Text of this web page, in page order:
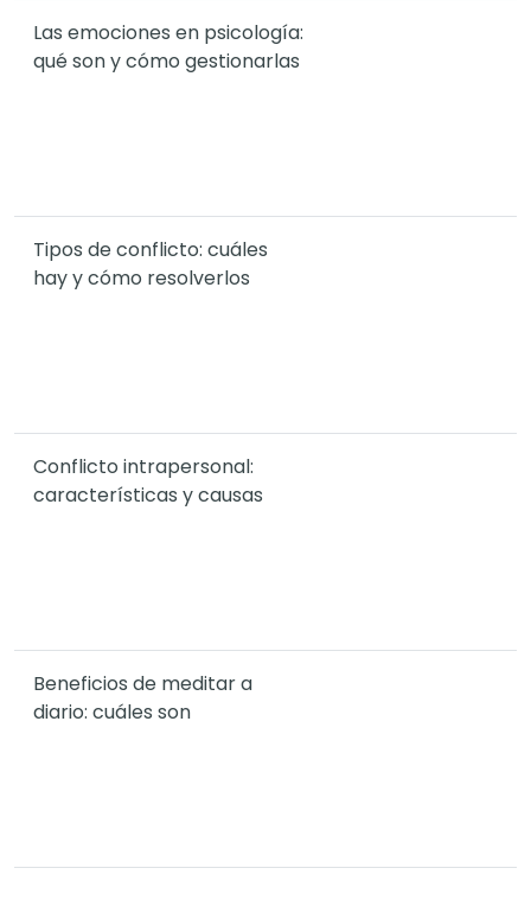
Las emociones en psicología:
qué son y cómo gestionarlas
Tipos de conflicto: cuáles
hay y cómo resolverlos
Conflicto intrapersonal:
características y causas
Beneficios de meditar a
diario: cuáles son